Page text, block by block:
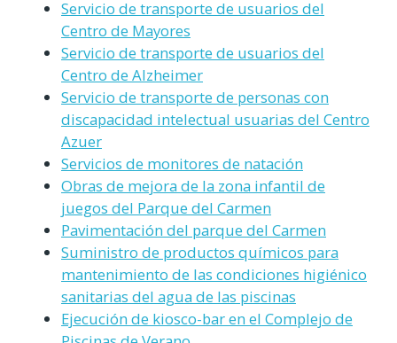
Servicio de transporte de usuarios del
Centro de Mayores
Servicio de transporte de usuarios del
Centro de Alzheimer
Servicio de transporte de personas con
discapacidad intelectual usuarias del Centro
Azuer
Servicios de monitores de natación
Obras de mejora de la zona infantil de
juegos del Parque del Carmen
Pavimentación del parque del Carmen
Suministro de productos químicos para
mantenimiento de las condiciones higiénico
sanitarias del agua de las piscinas
Ejecución de kiosco-bar en el Complejo de